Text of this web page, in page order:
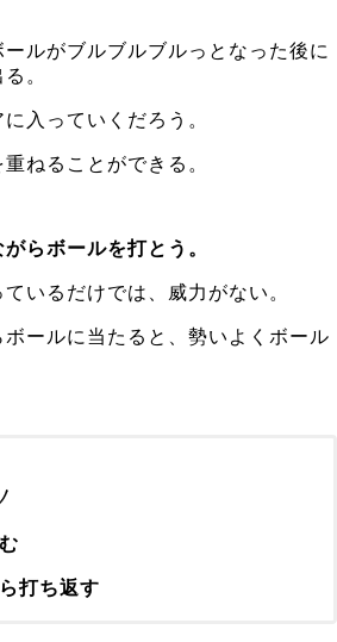
ルがブルブルブルっとなった後に
。
入っていくだろう。
ねることができる。
らボールを打とう。
いるだけでは、威力がない。
ールに当たると、勢いよくボール
打ち返す